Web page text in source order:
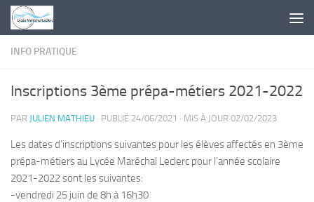
Skip to content
INFO PRATIQUE
Inscriptions 3ème prépa-métiers 2021-2022
PAR JULIEN MATHIEU · PUBLIÉ 24/06/2021 · MIS À JOUR 02/02/2023
Les dates d’inscriptions suivantes pour les élèves affectés en 3ème
prépa-métiers au Lycée Maréchal Leclerc pour l’année scolaire
2021-2022 sont les suivantes:
-vendredi 25 juin de 8h à 16h30